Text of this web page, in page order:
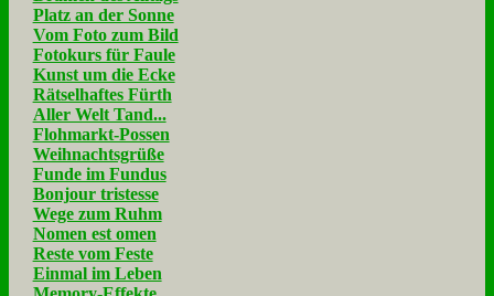
Platz an der Sonne
Vom Foto zum Bild
Fotokurs für Faule
Kunst um die Ecke
Rätselhaftes Fürth
Aller Welt Tand...
Flohmarkt-Possen
Weihnachtsgrüße
Funde im Fundus
Bonjour tristesse
Wege zum Ruhm
Nomen est omen
Reste vom Feste
Einmal im Leben